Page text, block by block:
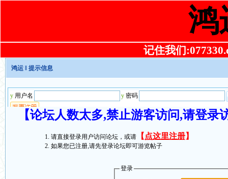
鸿
记住我们
鸿运 ‖ 提示信息
【论坛人数太多,禁止游客访问,请登
请直接登录用户访问论坛，或请 【 点这里注册】
如果您已注册,请先登录论坛即可游览帖子
登录